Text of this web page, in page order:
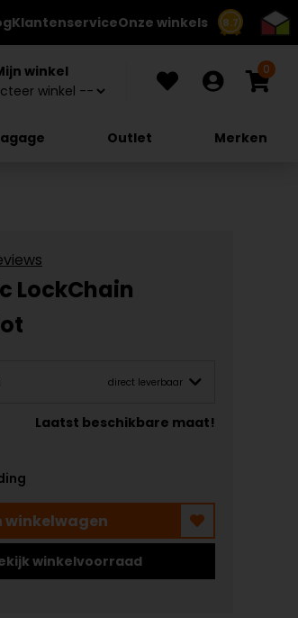
8.7
KlantenserviceOnze winkels
winkel 0
Outlet Merken
LockChain
direct leverbaar
Laatst beschikbare maat!
winkelwagen
winkelvoorraad